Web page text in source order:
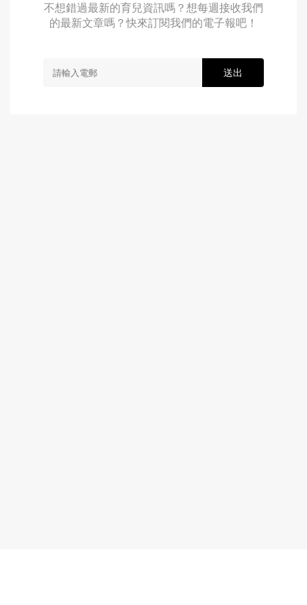
不想錯過最新的育兒資訊嗎？想每週接收我們
的最新文章嗎？快來訂閱我們的電子報吧！
送出